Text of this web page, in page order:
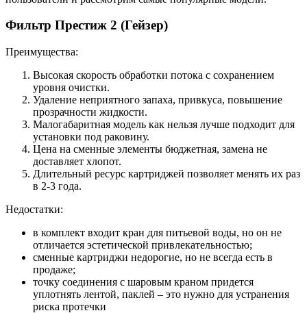
Фильтр Престиж 2 (Гейзер)
Преимущества:
Высокая скорость обработки потока с сохранением
уровня очистки.
Удаление неприятного запаха, привкуса, повышение
прозрачности жидкости.
Малогабаритная модель как нельзя лучше подходит для
установки под раковину.
Цена на сменные элементы бюджетная, замена не
доставляет хлопот.
Длительный ресурс картриджей позволяет менять их раз
в 2-3 года.
Недостатки:
в комплект входит кран для питьевой воды, но он не
отличается эстетической привлекательностью;
сменные картриджи недорогие, но не всегда есть в
продаже;
точку соединения с шаровым краном придется
уплотнять лентой, паклей – это нужно для устранения
риска протечки